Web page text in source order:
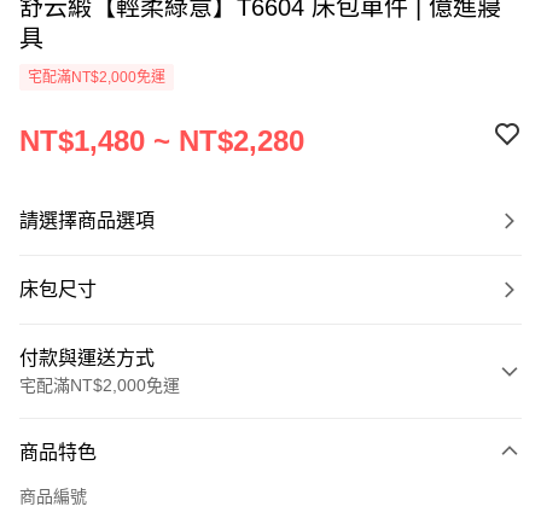
舒云緞【輕柔綠意】T6604 床包單件 | 億進寢
具
宅配滿NT$2,000免運
NT$1,480 ~ NT$2,280
請選擇商品選項
床包尺寸
付款與運送方式
宅配滿NT$2,000免運
信用卡一次付款
信用卡分期付款
商品特色
商品編號